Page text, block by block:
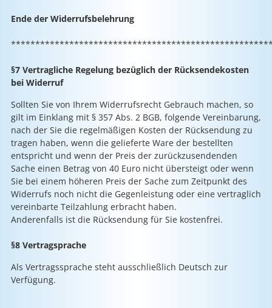
Ende der Widerrufsbelehrung
§7 Vertragliche Regelung bezüglich der Rücksendekosten
bei Widerruf
Sollten Sie von Ihrem Widerrufsrecht Gebrauch machen, so
gilt im Einklang mit § 357 Abs. 2 BGB, folgende Vereinbarung,
nach der Sie die regelmäßigen Kosten der Rücksendung zu
tragen haben, wenn die gelieferte Ware der bestellten
entspricht und wenn der Preis der zurückzusendenden
Sache einen Betrag von 40 Euro nicht übersteigt oder wenn
Sie bei einem höheren Preis der Sache zum Zeitpunkt des
Widerrufs noch nicht die Gegenleistung oder eine vertraglich
vereinbarte Teilzahlung erbracht haben.
Anderenfalls ist die Rücksendung für Sie kostenfrei.
§8 Vertragsprache
Als Vertragssprache steht ausschließlich Deutsch zur
Verfügung.